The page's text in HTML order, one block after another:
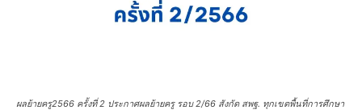
ผลย้ายครู2566 ครั้งที่ 2 ประกาศผลย้ายครู รอบ 2/66 สังกัด สพฐ. ทุกเขตพื้นที่การศึกษา